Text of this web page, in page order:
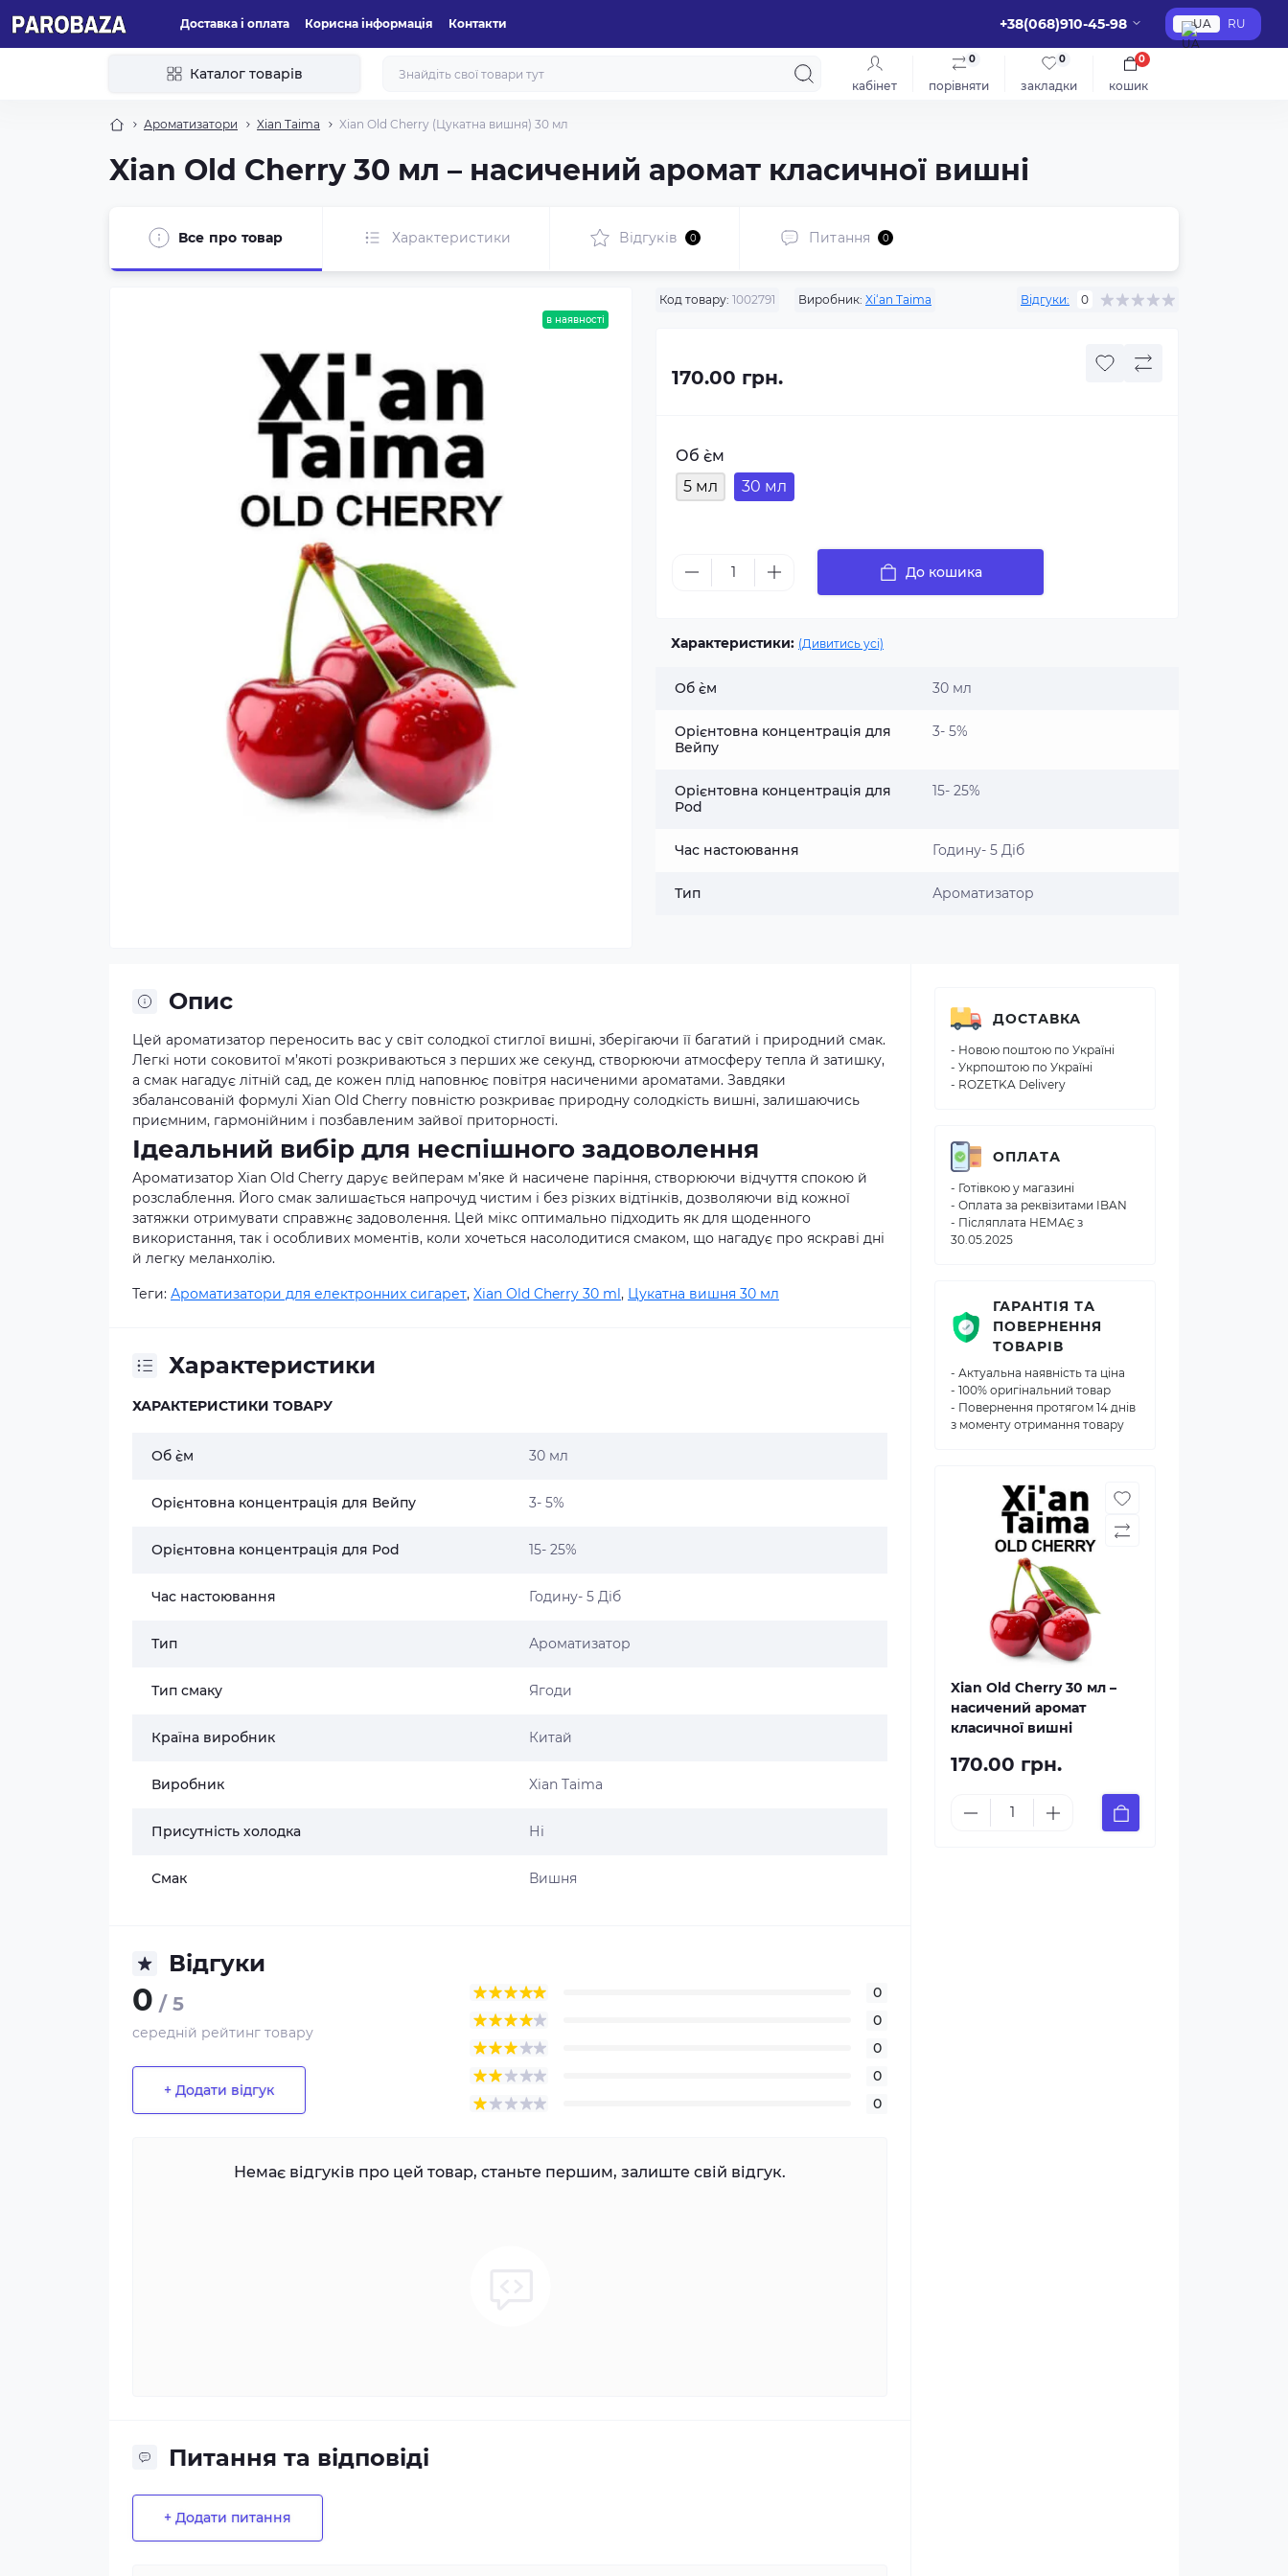
Доставка і оплата Корисна інформація Контакти +38(068)910-45-98 UA RU
Каталог товарів
кабінет порівняти
0
закладки
0
кошик
0
Ароматизатори Xian Taima Xian Old Cherry (Цукатна вишня) 30 мл
Xian Old Cherry 30 мл – насичений аромат класичної вишні
Все про товар Характеристики Відгуків 0 Питання 0
в наявності
Код товару: 1002791 Виробник: Xi‘an Taima Відгуки: 0
170.00 грн.
Об `єм
5 мл
30 мл
До кошика
Характеристики: (Дивитись усі)
Об `єм 30 мл
Орієнтовна концентрація для
Вейпу
3- 5%
Орієнтовна концентрація для
Pod
15- 25%
Час настоювання Годину- 5 Діб
Тип Ароматизатор
Опис
Цей ароматизатор переносить вас у світ солодкої стиглої вишні, зберігаючи її багатий і природний смак.
Легкі ноти соковитої м’якоті розкриваються з перших же секунд, створюючи атмосферу тепла й затишку,
а смак нагадує літній сад, де кожен плід наповнює повітря насиченими ароматами. Завдяки
збалансованій формулі Xian Old Cherry повністю розкриває природну солодкість вишні, залишаючись
приємним, гармонійним і позбавленим зайвої приторності.
Ідеальний вибір для неспішного задоволення
Ароматизатор Xian Old Cherry дарує вейперам м’яке й насичене паріння, створюючи відчуття спокою й
розслаблення. Його смак залишається напрочуд чистим і без різких відтінків, дозволяючи від кожної
затяжки отримувати справжнє задоволення. Цей мікс оптимально підходить як для щоденного
використання, так і особливих моментів, коли хочеться насолодитися смаком, що нагадує про яскраві дні
й легку меланхолію.
Теги: Ароматизатори для електронних сигарет, Xian Old Cherry 30 ml, Цукатна вишня 30 мл
Характеристики
ХАРАКТЕРИСТИКИ ТОВАРУ
Об `єм 30 мл
Орієнтовна концентрація для Вейпу 3- 5%
Орієнтовна концентрація для Pod 15- 25%
Час настоювання Годину- 5 Діб
Тип Ароматизатор
Тип смаку Ягоди
Країна виробник Китай
Виробник Xian Taima
Присутність холодка Ні
Смак Вишня
Відгуки
0 / 5
середній рейтинг товару
+ Додати відгук
0
0
0
0
0
Немає відгуків про цей товар, станьте першим, залиште свій відгук.
Питання та відповіді
+ Додати питання
ДОСТАВКА
- Новою поштою по Україні
- Укрпоштою по Україні
- ROZETKA Delivery
ОПЛАТА
- Готівкою у магазині
- Оплата за реквізитами IBAN
- Післяплата НЕМАЄ з
30.05.2025
ГАРАНТІЯ ТА
ПОВЕРНЕННЯ
ТОВАРІВ
- Актуальна наявність та ціна
- 100% оригінальний товар
- Повернення протягом 14 днів
з моменту отримання товару
Xian Old Cherry 30 мл –
насичений аромат
класичної вишні
170.00 грн.